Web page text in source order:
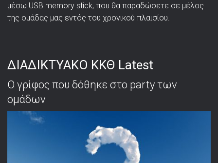
μέσω USB memory stick, που θα παραδώσετε σε μέλος
της ομάδας μας εντός του χρονικού πλαισίου.
ΔΙΑΔΙΚΤΥΑΚΟ ΚΚΘ Latest
Ο γρίφος που δόθηκε στο party των
ομάδων